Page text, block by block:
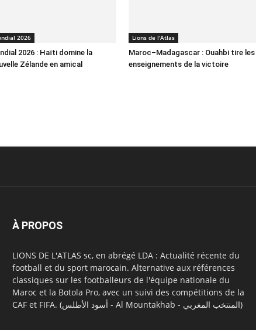
2026
2026 : Haïti domine la
Zélande en amical
Lions de l'Atlas
Maroc–Madagascar : Ouahbi tire les
enseignements de la victoire
À PROPOS
LIONS DE L'ATLAS sc, en abrégé LDA : Actualité récente du
football et du sport marocain. Alternative aux références
classiques sur les footballeurs de l'équipe nationale du
Maroc et la Botola Pro, avec un suivi des compétitions de la
CAF et FIFA. (أسود الأطلس - Al Mountakhab - المنتخب المغربي)